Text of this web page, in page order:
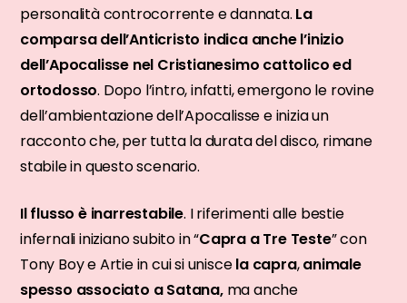
personalità controcorrente e dannata. La
comparsa dell’Anticristo indica anche l’inizio
dell’Apocalisse nel Cristianesimo cattolico ed
ortodosso. Dopo l’intro, infatti, emergono le rovine
dell’ambientazione dell’Apocalisse e inizia un
racconto che, per tutta la durata del disco, rimane
stabile in questo scenario.
Il flusso è inarrestabile. I riferimenti alle bestie
infernali iniziano subito in “Capra a Tre Teste” con
Tony Boy e Artie in cui si uniscela capra,animale
spesso associato a Satana,ma anche